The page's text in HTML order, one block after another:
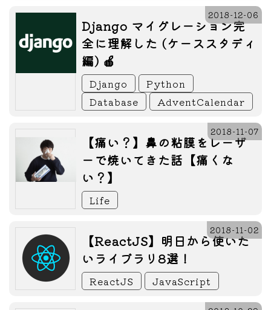
Django マイグレーション完
全に理解した (ケーススタディ
編) 🍎
2018-12-06
Django
Python
Database
AdventCalendar
【痛い？】鼻の粘膜をレーザ
ーで焼いてきた話【痛くな
い？】
2018-11-07
Life
【ReactJS】明日から使いた
いライブラリ8選！
2018-11-02
ReactJS JavaScript